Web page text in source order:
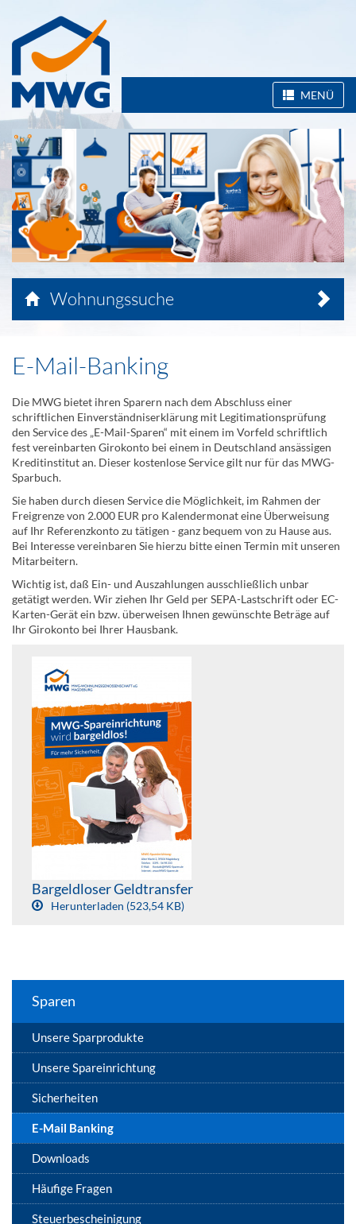
MENÜ
Wohnungssuche
E-Mail-Banking
Die MWG bietet ihren Sparern nach dem Abschluss einer
schriftlichen Einverständniserklärung mit Legitimationsprüfung
den Service des „E-Mail-Sparen“ mit einem im Vorfeld schriftlich
fest vereinbarten Girokonto bei einem in Deutschland ansässigen
Kreditinstitut an. Dieser kostenlose Service gilt nur für das MWG-
Sparbuch.
Sie haben durch diesen Service die Möglichkeit, im Rahmen der
Freigrenze von 2.000 EUR pro Kalendermonat eine Überweisung
auf Ihr Referenzkonto zu tätigen - ganz bequem von zu Hause aus.
Bei Interesse vereinbaren Sie hierzu bitte einen Termin mit unseren
Mitarbeitern.
Wichtig ist, daß Ein- und Auszahlungen ausschließlich unbar
getätigt werden. Wir ziehen Ihr Geld per SEPA-Lastschrift oder EC-
Karten-Gerät ein bzw. überweisen Ihnen gewünschte Beträge auf
Ihr Girokonto bei Ihrer Hausbank.
Bargeldloser Geldtransfer
Herunterladen (523,54 KB)
Sparen
Unsere Sparprodukte
Unsere Spareinrichtung
Sicherheiten
E-Mail Banking
Downloads
Häufige Fragen
Steuerbescheinigung